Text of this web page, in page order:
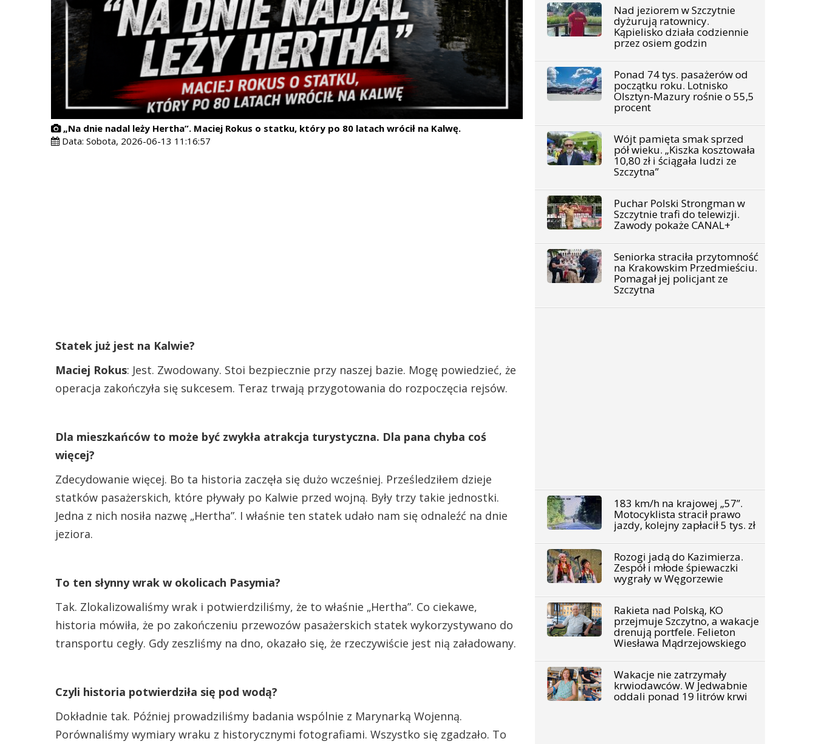
„Na dnie nadal leży Hertha”. Maciej Rokus o statku, który po 80 latach wrócił na Kalwę.
Data:Sobota, 2026-06-13 11:16:57
Statek już jest na Kalwie?
Maciej Rokus: Jest. Zwodowany. Stoi bezpiecznie przy naszej bazie. Mogę powiedzieć, że
operacja zakończyła się sukcesem. Teraz trwają przygotowania do rozpoczęcia rejsów.
Dla mieszkańców to może być zwykła atrakcja turystyczna. Dla pana chyba coś
więcej?
Zdecydowanie więcej. Bo ta historia zaczęła się dużo wcześniej. Prześledziłem dzieje
statków pasażerskich, które pływały po Kalwie przed wojną. Były trzy takie jednostki.
Jedna z nich nosiła nazwę „Hertha”. I właśnie ten statek udało nam się odnaleźć na dnie
jeziora.
To ten słynny wrak w okolicach Pasymia?
Tak. Zlokalizowaliśmy wrak i potwierdziliśmy, że to właśnie „Hertha”. Co ciekawe,
historia mówiła, że po zakończeniu przewozów pasażerskich statek wykorzystywano do
transportu cegły. Gdy zeszliśmy na dno, okazało się, że rzeczywiście jest nią załadowany.
Czyli historia potwierdziła się pod wodą?
Dokładnie tak. Później prowadziliśmy badania wspólnie z Marynarką Wojenną.
Porównaliśmy wymiary wraku z historycznymi fotografiami. Wszystko się zgadzało. To
Nad jeziorem w Szczytnie
dyżurują ratownicy.
Kąpielisko działa codziennie
przez osiem godzin
Ponad 74 tys. pasażerów od
początku roku. Lotnisko
Olsztyn-Mazury rośnie o 55,5
procent
Wójt pamięta smak sprzed
pół wieku. „Kiszka kosztowała
10,80 zł i ściągała ludzi ze
Szczytna”
Puchar Polski Strongman w
Szczytnie trafi do telewizji.
Zawody pokaże CANAL+
Seniorka straciła przytomność
na Krakowskim Przedmieściu.
Pomagał jej policjant ze
Szczytna
183 km/h na krajowej „57”.
Motocyklista stracił prawo
jazdy, kolejny zapłacił 5 tys. zł
Rozogi jadą do Kazimierza.
Zespół i młode śpiewaczki
wygrały w Węgorzewie
Rakieta nad Polską, KO
przejmuje Szczytno, a wakacje
drenują portfele. Felieton
Wiesława Mądrzejowskiego
Wakacje nie zatrzymały
krwiodawców. W Jedwabnie
oddali ponad 19 litrów krwi